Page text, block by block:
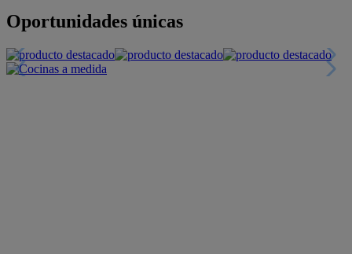
Oportunidades únicas